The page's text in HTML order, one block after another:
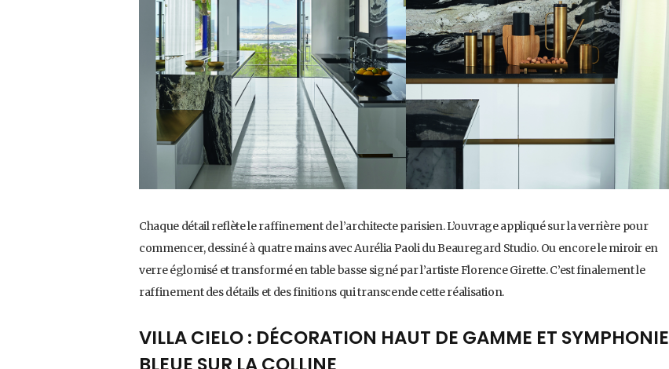
Chaque détail reflète le raffinement de l’architecte parisien. L’ouvrage appliqué sur la verrière pour
commencer, dessiné à quatre mains avec Aurélia Paoli du Beauregard Studio. Ou encore le miroir en
verre églomisé et transformé en table basse signé par l’artiste Florence Girette. C’est finalement le
raffinement des détails et des finitions qui transcende cette réalisation.
VILLA CIELO : DÉCORATION HAUT DE GAMME ET SYMPHONIE